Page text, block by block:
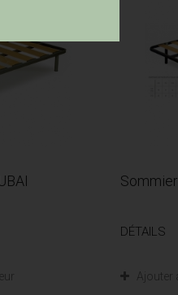
DÉTAILS
Ajouter